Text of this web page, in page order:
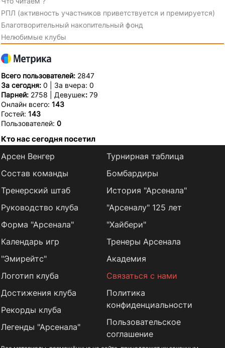
РПЛ (активность участников приветствуется и премируется)
Благотворительный накопительный фонд
Нелюбимые клубы
Всего пользователей: 2847
За сегодня: 0 | За вчера: 0
Парней: 2758 | Девушек: 79
Онлайн всего: 143
Гостей: 143
Пользователей: 0
Кто нас сегодня посетил
Арсен Венгер
Состав команды
Тренерский штаб
Руководство клуба
Форма "Арсенала"
Календарь игр
Турнирная таблица
Бомбардиры
История "Арсенала"
"Арсеналу" 125 лет
"Хайбери"
Тренеры Арсенала
"Эмирейтс"
Логотип клуба
Достижения клуба
Рекорды клуба
Легенды "Арсенала"
Академия
Связаться с нами
Политика
конфиденциальности
Пользовательское
соглашение